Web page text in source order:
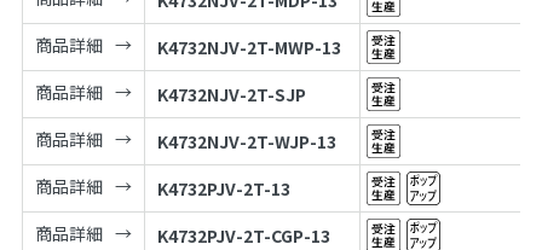
商品詳細
K4732NJV-2T-MWP-13
商品詳細
K4732NJV-2T-SJP
商品詳細
K4732NJV-2T-WJP-13
商品詳細
K4732PJV-2T-13
商品詳細
K4732PJV-2T-CGP-13